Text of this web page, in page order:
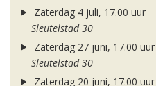
Zaterdag 4 juli, 17.00 uur
Sleutelstad 30
Zaterdag 27 juni, 17.00 uur
Sleutelstad 30
Zaterdag 20 juni, 17.00 uur